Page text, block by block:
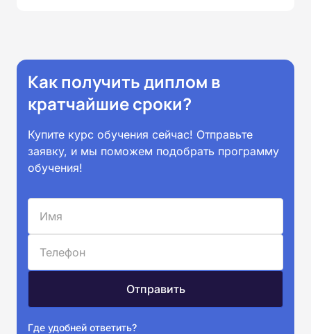
Как получить диплом в
кратчайшие сроки?
Купите курс обучения сейчас! Отправьте
заявку, и мы поможем подобрать программу
обучения!
Где удобней ответить?